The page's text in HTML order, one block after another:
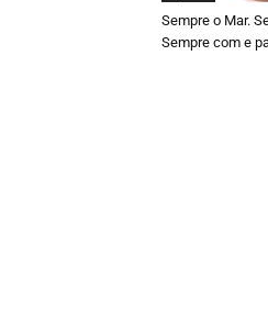
Sempre o Mar.
Sempre com e